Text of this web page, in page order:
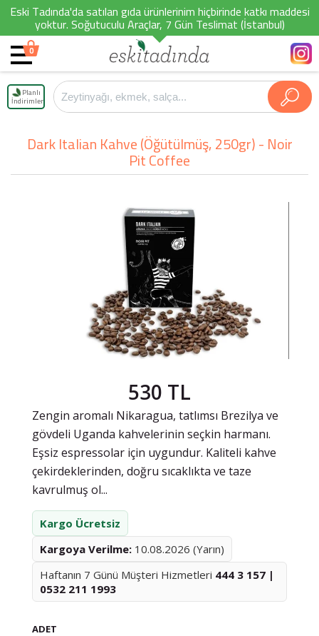
Eski Tadında'da satılan gıda ürünlerinim hiçbirinde katkı maddesi
yoktur. Soğutuculu Araçlar, 7 Gün Teslimat (İstanbul)
0
Planlı
İndirimler
Dark Italian Kahve (Öğütülmüş, 250gr) - Noir
Pit Coffee
530 TL
Zengin aromalı Nikaragua, tatlımsı Brezilya ve
gövdeli Uganda kahvelerinin seçkin harmanı.
Eşsiz espressolar için uygundur. Kaliteli kahve
çekirdeklerinden, doğru sıcaklıkta ve taze
kavrulmuş ol...
Kargo Ücretsiz
Kargoya Verilme: 10.08.2026 (Yarın)
Haftanın 7 Günü Müşteri Hizmetleri 444 3 157 |
0532 211 1993
ADET